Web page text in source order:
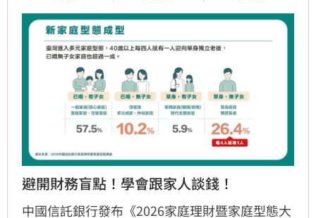
避開財務盲點！學會跟家人談錢！
中國信託銀行發布《2026家庭理財暨家庭型態大